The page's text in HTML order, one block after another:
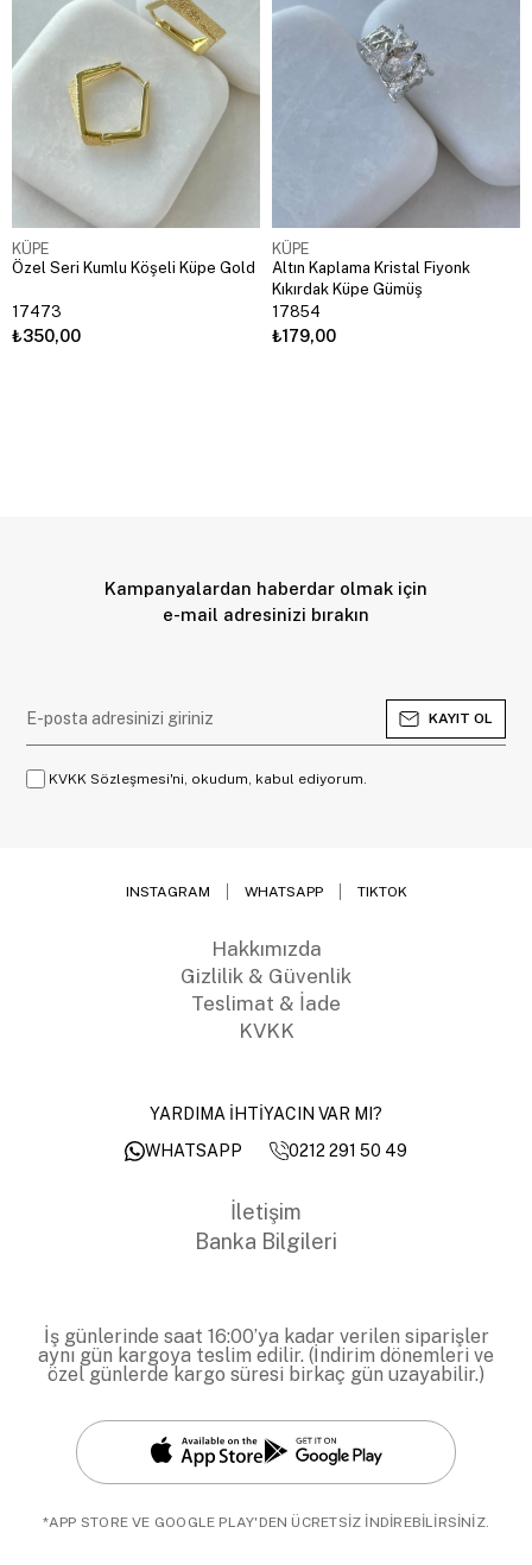
KÜPE
Özel Seri Kumlu Köşeli Küpe Gold
17473
₺350,00
KÜPE
Altın Kaplama Kristal Fiyonk
Kıkırdak Küpe Gümüş
17854
₺179,00
Kampanyalardan haberdar olmak için
e-mail adresinizi bırakın
KAYIT OL
KVKK Sözleşmesi'ni, okudum, kabul ediyorum.
INSTAGRAM WHATSAPP TIKTOK
Hakkımızda
Gizlilik & Güvenlik
Teslimat & İade
KVKK
YARDIMA İHTİYACIN VAR MI?
WHATSAPP
0212 291 50 49
İletişim
Banka Bilgileri
İş günlerinde saat 16:00’ya kadar verilen siparişler
aynı gün kargoya teslim edilir. (İndirim dönemleri ve
özel günlerde kargo süresi birkaç gün uzayabilir.)
*APP STORE VE GOOGLE PLAY'DEN ÜCRETSİZ İNDİREBİLİRSİNİZ.